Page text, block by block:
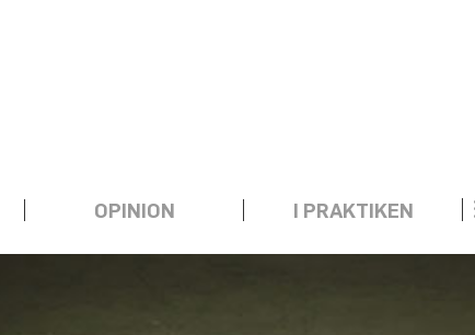
OPINION I PRAKTIKEN